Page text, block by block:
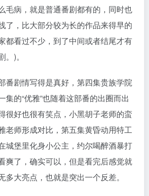
毛病，就是普通番剧都有的，同时也
了，比大部分较为长的作品来得早的
都看过不少，到了中间或者结尾才有
)。
番剧情写得是真好，第四集贵族学院
集的“优雅”也随着这部番的出圈而出
很好也很有笑点，小黑胡子老师的蛮
老师形成对比，第五集黄昏动用特工
城堡里化身小公主，约尔喝醉酒暴打
爽了，确实可以，但是看完后感觉就
多大亮点，也就是突出一个反差。